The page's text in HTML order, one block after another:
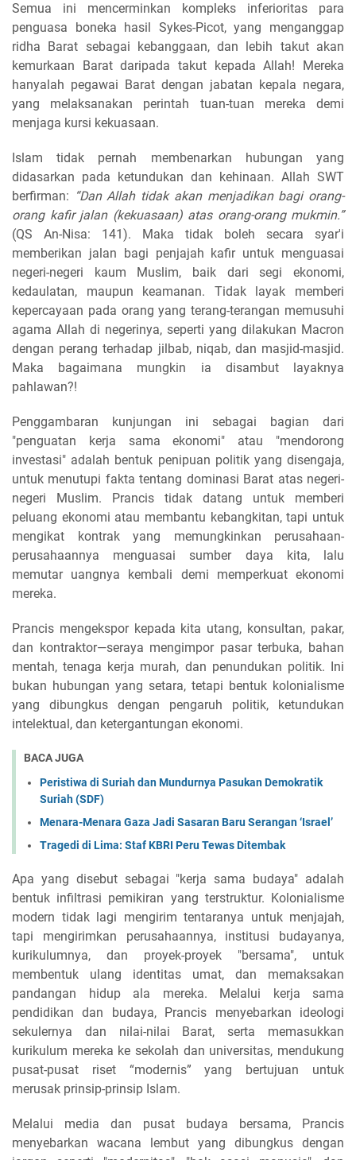
Semua ini mencerminkan kompleks inferioritas para
penguasa boneka hasil Sykes-Picot, yang menganggap
ridha Barat sebagai kebanggaan, dan lebih takut akan
kemurkaan Barat daripada takut kepada Allah! Mereka
hanyalah pegawai Barat dengan jabatan kepala negara,
yang melaksanakan perintah tuan-tuan mereka demi
menjaga kursi kekuasaan.
Islam tidak pernah membenarkan hubungan yang
didasarkan pada ketundukan dan kehinaan. Allah SWT
berfirman: “Dan Allah tidak akan menjadikan bagi orang-
orang kafir jalan (kekuasaan) atas orang-orang mukmin.”
(QS An-Nisa: 141). Maka tidak boleh secara syar'i
memberikan jalan bagi penjajah kafir untuk menguasai
negeri-negeri kaum Muslim, baik dari segi ekonomi,
kedaulatan, maupun keamanan. Tidak layak memberi
kepercayaan pada orang yang terang-terangan memusuhi
agama Allah di negerinya, seperti yang dilakukan Macron
dengan perang terhadap jilbab, niqab, dan masjid-masjid.
Maka bagaimana mungkin ia disambut layaknya
pahlawan?!
Penggambaran kunjungan ini sebagai bagian dari
"penguatan kerja sama ekonomi" atau "mendorong
investasi" adalah bentuk penipuan politik yang disengaja,
untuk menutupi fakta tentang dominasi Barat atas negeri-
negeri Muslim. Prancis tidak datang untuk memberi
peluang ekonomi atau membantu kebangkitan, tapi untuk
mengikat kontrak yang memungkinkan perusahaan-
perusahaannya menguasai sumber daya kita, lalu
memutar uangnya kembali demi memperkuat ekonomi
mereka.
Prancis mengekspor kepada kita utang, konsultan, pakar,
dan kontraktor—seraya mengimpor pasar terbuka, bahan
mentah, tenaga kerja murah, dan penundukan politik. Ini
bukan hubungan yang setara, tetapi bentuk kolonialisme
yang dibungkus dengan pengaruh politik, ketundukan
intelektual, dan ketergantungan ekonomi.
BACA JUGA
Peristiwa di Suriah dan Mundurnya Pasukan Demokratik
Suriah (SDF)
Menara-Menara Gaza Jadi Sasaran Baru Serangan ‘Israel’
Tragedi di Lima: Staf KBRI Peru Tewas Ditembak
Apa yang disebut sebagai "kerja sama budaya" adalah
bentuk infiltrasi pemikiran yang terstruktur. Kolonialisme
modern tidak lagi mengirim tentaranya untuk menjajah,
tapi mengirimkan perusahaannya, institusi budayanya,
kurikulumnya, dan proyek-proyek "bersama", untuk
membentuk ulang identitas umat, dan memaksakan
pandangan hidup ala mereka. Melalui kerja sama
pendidikan dan budaya, Prancis menyebarkan ideologi
sekulernya dan nilai-nilai Barat, serta memasukkan
kurikulum mereka ke sekolah dan universitas, mendukung
pusat-pusat riset “modernis” yang bertujuan untuk
merusak prinsip-prinsip Islam.
Melalui media dan pusat budaya bersama, Prancis
menyebarkan wacana lembut yang dibungkus dengan